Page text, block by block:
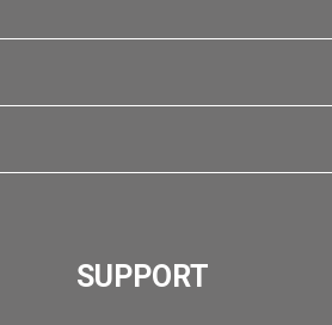
SUPPORT